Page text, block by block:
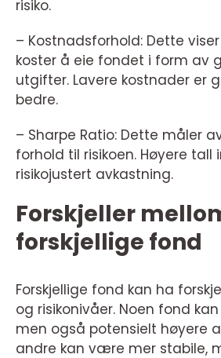
risiko.
– Kostnadsforhold: Dette
koster å eie fondet i form av
utgifter. Lavere kostnader er
bedre.
– Sharpe Ratio: Dette måler
forhold til risikoen. Høyere tall
risikojustert avkastning.
Forskjeller
forskjellige fond
Forskjellige fond kan ha
og risikonivåer. Noen fond
men også potensielt høyere
andre kan være mer stabile,